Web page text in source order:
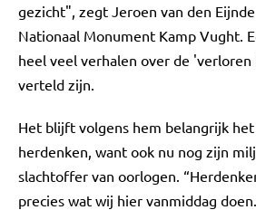
gezicht", zegt Jeroen van den
Nationaal Monument Kamp Vught.
heel veel verhalen over de
verteld zijn.
Het blijft volgens hem belangrijk
herdenken, want ook nu nog zijn
slachtoffer van oorlogen.
precies wat wij hier vanmiddag